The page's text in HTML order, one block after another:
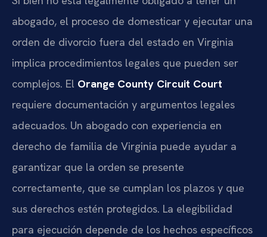
abogado, el proceso de domesticar y ejecutar una
orden de divorcio fuera del estado en Virginia
implica procedimientos legales que pueden ser
complejos. El Orange County Circuit Court
requiere documentación y argumentos legales
adecuados. Un abogado con experiencia en
derecho de familia de Virginia puede ayudar a
garantizar que la orden se presente
correctamente, que se cumplan los plazos y que
sus derechos estén protegidos. La elegibilidad
para ejecución depende de los hechos específicos